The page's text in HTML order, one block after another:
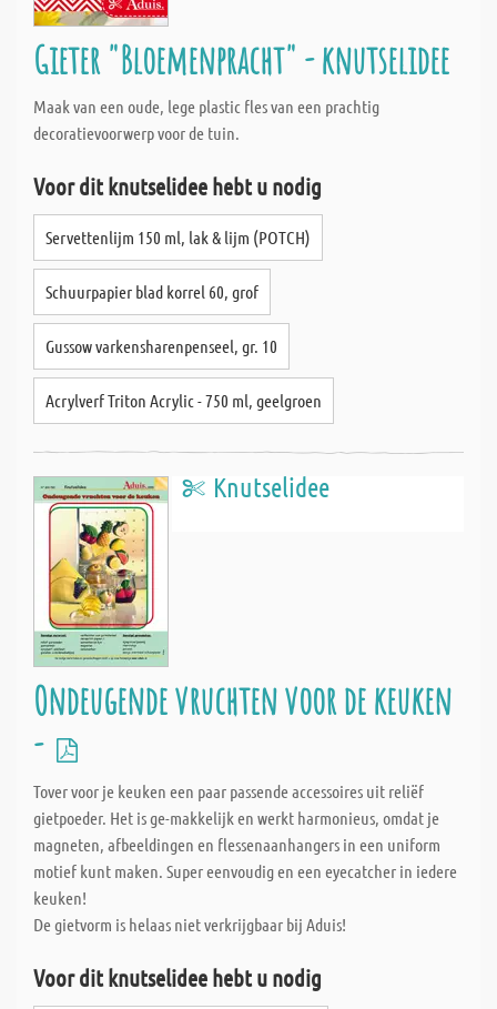
Gieter "Bloemenpracht" - knutselidee
Maak van een oude, lege plastic fles van een prachtig
decoratievoorwerp voor de tuin.
Voor dit knutselidee hebt u nodig
Servettenlijm 150 ml, lak & lijm (POTCH)
Schuurpapier blad korrel 60, grof
Gussow varkensharenpenseel, gr. 10
Acrylverf Triton Acrylic - 750 ml, geelgroen
Knutselidee
Ondeugende vruchten voor de keuken
-
Tover voor je keuken een paar passende accessoires uit reliëf
gietpoeder. Het is ge-makkelijk en werkt harmonieus, omdat je
magneten, afbeeldingen en flessenaanhangers in een uniform
motief kunt maken. Super eenvoudig en een eyecatcher in iedere
keuken!
De gietvorm is helaas niet verkrijgbaar bij Aduis!
Voor dit knutselidee hebt u nodig